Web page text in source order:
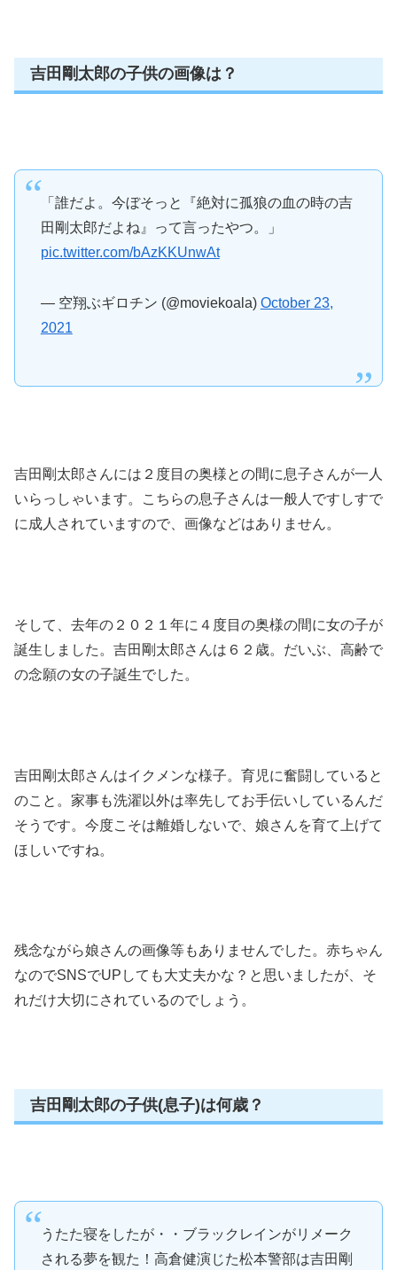
吉田剛太郎の子供の画像は？
「誰だよ。今ぼそっと『絶対に孤狼の血の時の吉
田剛太郎だよね』って言ったやつ。」
pic.twitter.com/bAzKKUnwAt
— 空翔ぶギロチン (@moviekoala) October 23,
2021
吉田剛太郎さんには２度目の奥様との間に息子さんが一人
いらっしゃいます。こちらの息子さんは一般人ですしすで
に成人されていますので、画像などはありません。
そして、去年の２０２１年に４度目の奥様の間に女の子が
誕生しました。吉田剛太郎さんは６２歳。だいぶ、高齢で
の念願の女の子誕生でした。
吉田剛太郎さんはイクメンな様子。育児に奮闘していると
のこと。家事も洗濯以外は率先してお手伝いしているんだ
そうです。今度こそは離婚しないで、娘さんを育て上げて
ほしいですね。
残念ながら娘さんの画像等もありませんでした。赤ちゃん
なのでSNSでUPしても大丈夫かな？と思いましたが、そ
れだけ大切にされているのでしょう。
吉田剛太郎の子供(息子)は何歳？
うたた寝をしたが・・ブラックレインがリメーク
される夢を観た！高倉健演じた松本警部は吉田剛